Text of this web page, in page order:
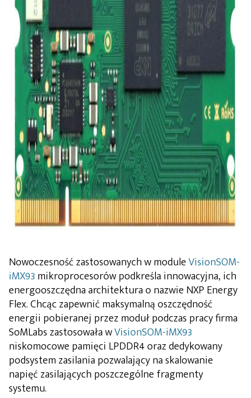
Nowoczesność zastosowanych w moduleVisionSOM-
iMX93 mikroprocesorów podkreśla innowacyjna, ich
energooszczędna architektura o nazwie NXP Energy
Flex. Chcąc zapewnić maksymalną oszczędność
energii pobieranej przez moduł podczas pracy firma
SoMLabs zastosowała wVisionSOM-iMX93
niskomocowe pamięci LPDDR4 oraz dedykowany
podsystem zasilania pozwalający na skalowanie
napięć zasilających poszczególne fragmenty
systemu.